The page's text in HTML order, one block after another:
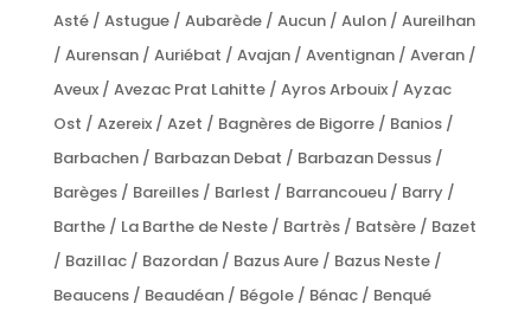
Asté / Astugue / Aubarède / Aucun / Aulon / Aureilhan
/ Aurensan / Auriébat / Avajan / Aventignan / Averan /
Aveux / Avezac Prat Lahitte / Ayros Arbouix / Ayzac
Ost / Azereix / Azet / Bagnères de Bigorre / Banios /
Barbachen / Barbazan Debat / Barbazan Dessus /
Barèges / Bareilles / Barlest / Barrancoueu / Barry /
Barthe / La Barthe de Neste / Bartrès / Batsère / Bazet
/ Bazillac / Bazordan / Bazus Aure / Bazus Neste /
Beaucens / Beaudéan / Bégole / Bénac / Benqué